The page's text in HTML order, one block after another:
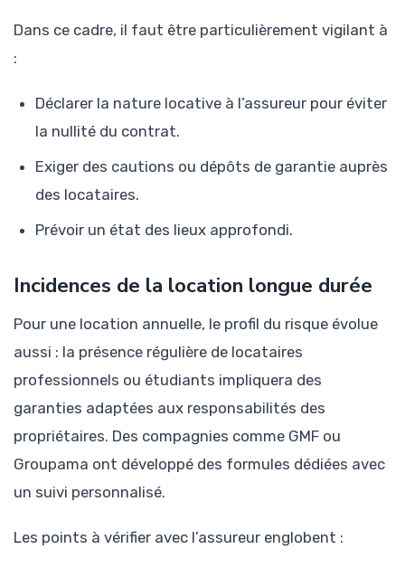
Dans ce cadre, il faut être particulièrement vigilant à
:
Déclarer la nature locative à l’assureur pour éviter
la nullité du contrat.
Exiger des cautions ou dépôts de garantie auprès
des locataires.
Prévoir un état des lieux approfondi.
Incidences de la location longue durée
Pour une location annuelle, le profil du risque évolue
aussi : la présence régulière de locataires
professionnels ou étudiants impliquera des
garanties adaptées aux responsabilités des
propriétaires. Des compagnies comme GMF ou
Groupama ont développé des formules dédiées avec
un suivi personnalisé.
Les points à vérifier avec l’assureur englobent :